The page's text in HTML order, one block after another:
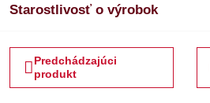
Starostlivosť o výrobok
Predchádzajúci
produkt